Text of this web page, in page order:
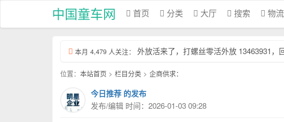
中国童车网 首页 分类 大厅 搜索 物流
本月 4,479 人关注： 外放活来了，打螺丝零活外放 13463931，
位置： 本站首页 > 栏目分类 > 企商供求：
今日推荐 的发布
发布/编辑 时间：2026-01-03 09:28